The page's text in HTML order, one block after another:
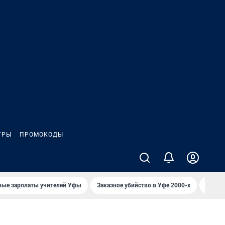
ПРОМОКОДЫ
зарплаты учителей Уфы Заказное убийство в Уфе 2000-х